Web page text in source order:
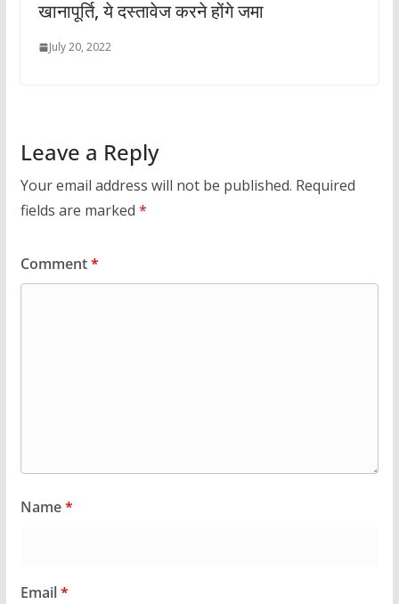
खानापूर्ति, ये दस्तावेज करने होंगे जमा
July 20, 2022
Leave a Reply
Your email address will not be published. Required
fields are marked *
Comment*
Name*
Email*